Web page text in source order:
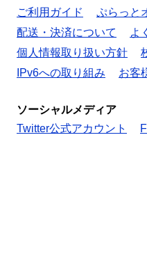
ご利用ガイド
ぷらっと
配送・決済について
よ
個人情報取り扱い方針
IPv6への取り組み
お客
ソーシャルメディア
Twitter公式アカウント